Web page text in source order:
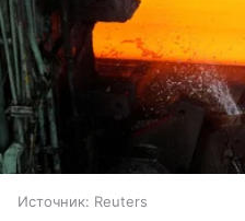
Источник: Reuters